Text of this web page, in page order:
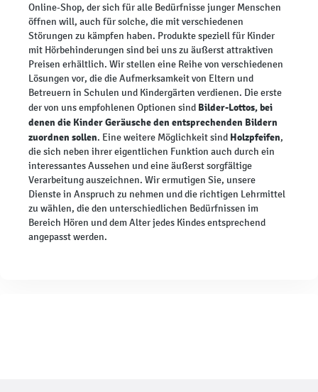
Online-Shop, der sich für alle Bedürfnisse junger Menschen
öffnen will, auch für solche, die mit verschiedenen
Störungen zu kämpfen haben. Produkte speziell für Kinder
mit Hörbehinderungen sind bei uns zu äußerst attraktiven
Preisen erhältlich. Wir stellen eine Reihe von verschiedenen
Lösungen vor, die die Aufmerksamkeit von Eltern und
Betreuern in Schulen und Kindergärten verdienen. Die erste
der von uns empfohlenen Optionen sind Bilder-Lottos, bei
denen die Kinder Geräusche den entsprechenden Bildern
zuordnen sollen. Eine weitere Möglichkeit sind Holzpfeifen,
die sich neben ihrer eigentlichen Funktion auch durch ein
interessantes Aussehen und eine äußerst sorgfältige
Verarbeitung auszeichnen. Wir ermutigen Sie, unsere
Dienste in Anspruch zu nehmen und die richtigen Lehrmittel
zu wählen, die den unterschiedlichen Bedürfnissen im
Bereich Hören und dem Alter jedes Kindes entsprechend
angepasst werden.